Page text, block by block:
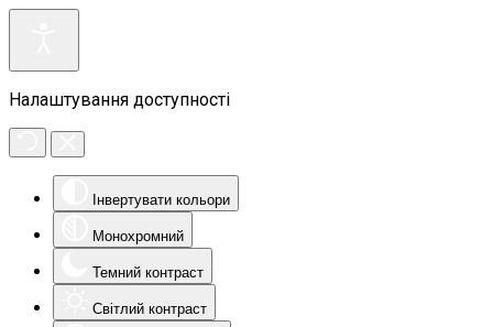
Налаштування доступності
Інвертувати кольори
Монохромний
Темний контраст
Світлий контраст